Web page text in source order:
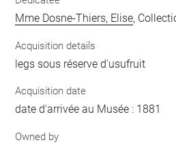
Mme Dosne-Thiers, Elise,
Acquisition details
legs sous réserve d'usufruit
Acquisition date
date d'arrivée au Musée : 1881
Owned by